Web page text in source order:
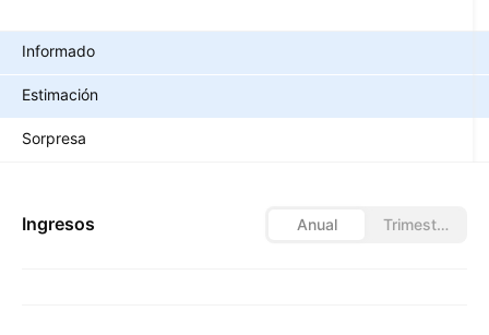
Informado
Estimación
Sorpresa
Ingresos Anual Trimestral